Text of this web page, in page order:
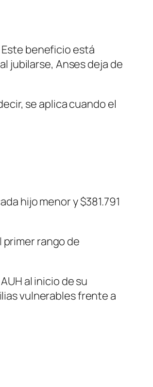
Este beneficio está
jubilarse, Anses deja de
se aplica cuando el
hijo menor y $381.791
primer rango de
al inicio de su
vulnerables frente a